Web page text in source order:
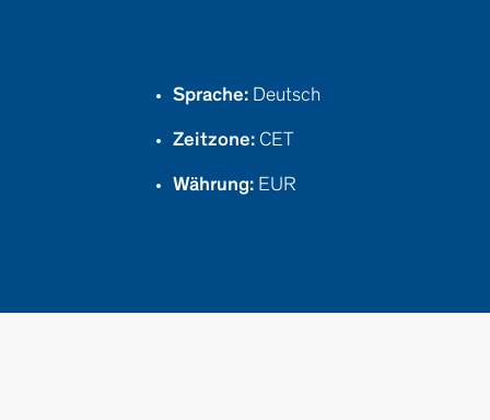
Sprache: Deutsch
Zeitzone: CET
Währung: EUR